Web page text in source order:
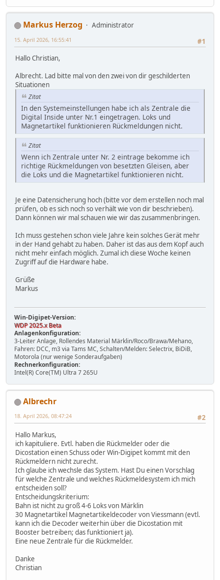
Markus Herzog
Administrator
#1
15. April 2026, 16:55:41
Hallo Christian,
Albrecht. Lad bitte mal von den zwei von dir geschilderten
Situationen
Zitat
In den Systemeinstellungen habe ich als Zentrale die
Digital Inside unter Nr.1 eingetragen. Loks und
Magnetartikel funktionieren Rückmeldungen nicht.
Zitat
Wenn ich Zentrale unter Nr. 2 eintrage bekomme ich
richtige Rückmeldungen von besetzten Gleisen, aber
die Loks und die Magnetartikel funktionieren nicht.
Je eine Datensicherung hoch (bitte vor dem erstellen noch mal
prüfen, ob es sich noch so verhält wie von dir beschrieben).
Dann können wir mal schauen wie wir das zusammenbringen.
Ich muss gestehen schon viele Jahre kein solches Gerät mehr
in der Hand gehabt zu haben. Daher ist das aus dem Kopf auch
nicht mehr einfach möglich. Zumal ich diese Woche keinen
Zugriff auf die Hardware habe.
Grüße
Markus
Win-Digipet-Version:
WDP 2025.x Beta
Anlagenkonfiguration:
3-Leiter Anlage, Rollendes Material Märklin/Roco/Brawa/Mehano,
Fahren: DCC, m3 via Tams MC, Schalten/Melden: Selectrix, BiDiB,
Motorola (nur wenige Sonderaufgaben)
Rechnerkonfiguration:
Intel(R) Core(TM) Ultra 7 265U
Albrechr
#2
18. April 2026, 08:47:24
Hallo Markus,
ich kapituliere. Evtl. haben die Rückmelder oder die
Dicostation einen Schuss oder Win-Digipet kommt mit den
Rückmeldern nicht zurecht.
Ich glaube ich wechsle das System. Hast Du einen Vorschlag
für welche Zentrale und welches Rückmeldesystem ich mich
entscheiden soll?
Entscheidungskriterium:
Bahn ist nicht zu groß 4-6 Loks von Märklin
30 Magnetartikel Magnetartikeldecoder von Viessmann (evtl.
kann ich die Decoder weiterhin über die Dicostation mit
Booster betreiben; das funktioniert ja).
Eine neue Zentrale für die Rückmelder.
Danke
Christian